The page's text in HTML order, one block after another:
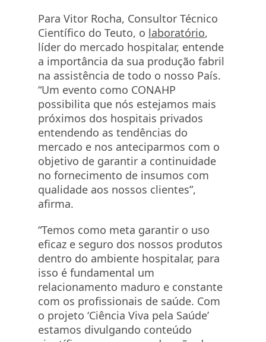
Para Vitor Rocha, Consultor Técnico
Científico do Teuto, o laboratório,
líder do mercado hospitalar, entende
a importância da sua produção fabril
na assistência de todo o nosso País.
“Um evento como CONAHP
possibilita que nós estejamos mais
próximos dos hospitais privados
entendendo as tendências do
mercado e nos anteciparmos com o
objetivo de garantir a continuidade
no fornecimento de insumos com
qualidade aos nossos clientes”,
afirma.
“Temos como meta garantir o uso
eficaz e seguro dos nossos produtos
dentro do ambiente hospitalar, para
isso é fundamental um
relacionamento maduro e constante
com os profissionais de saúde. Com
o projeto ‘Ciência Viva pela Saúde’
estamos divulgando conteúdo